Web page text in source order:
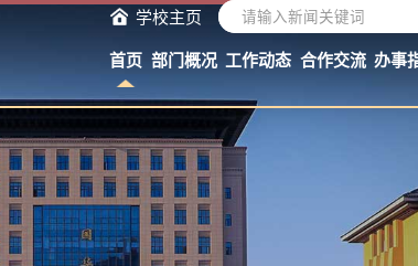
学校主页
首页 部门概况 工作动态 合作交流 办事